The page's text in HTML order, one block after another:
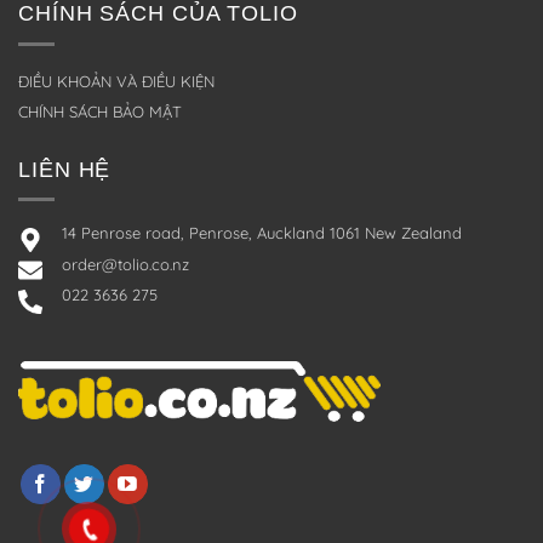
CHÍNH SÁCH CỦA TOLIO
ĐIỀU KHOẢN VÀ ĐIỀU KIỆN
CHÍNH SÁCH BẢO MẬT
LIÊN HỆ
14 Penrose road, Penrose, Auckland 1061 New Zealand
order@tolio.co.nz
022 3636 275